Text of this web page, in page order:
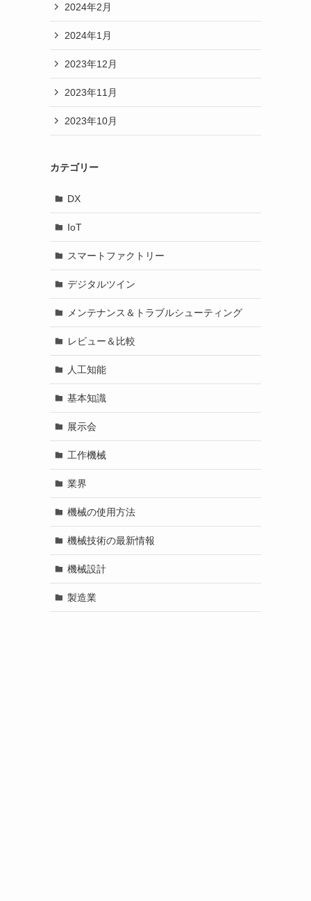
2024年2月
2024年1月
2023年12月
2023年11月
2023年10月
カテゴリー
DX
IoT
スマートファクトリー
デジタルツイン
メンテナンス＆トラブルシューティング
レビュー＆比較
人工知能
基本知識
展示会
工作機械
業界
機械の使用方法
機械技術の最新情報
機械設計
製造業